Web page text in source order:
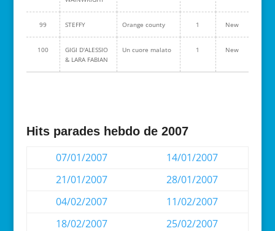
99 STEFFY Orange county 1 New
100
GIGI D'ALESSIO
& LARA FABIAN
Un cuore malato 1 New
Hits parades hebdo de 2007
07/01/2007
14/01/2007
21/01/2007
28/01/2007
04/02/2007
11/02/2007
18/02/2007
25/02/2007